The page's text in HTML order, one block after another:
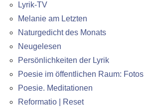
Lyrik-TV
Melanie am Letzten
Naturgedicht des Monats
Neugelesen
Persönlichkeiten der Lyrik
Poesie im öffentlichen Raum: Fotos
Poesie. Meditationen
Reformatio | Reset